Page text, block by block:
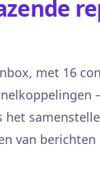
met 16
het
van berichten